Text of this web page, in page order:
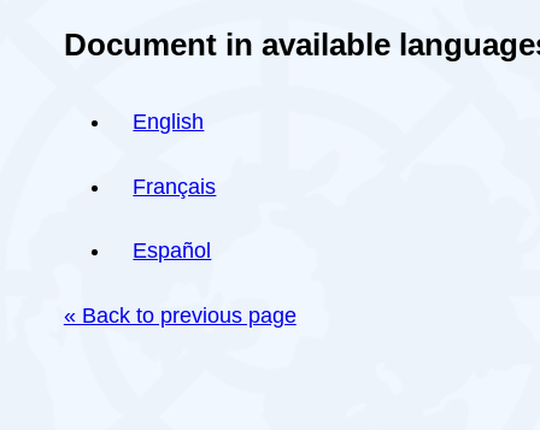
Document in available
English
Français
Español
« Back to previous page